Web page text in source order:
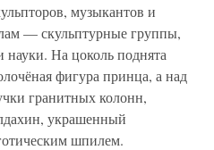
музыкантов и
— скульптурные группы,
На цоколь поднята
фигура принца, а над
гранитных колонн,
украшенный
шпилем.